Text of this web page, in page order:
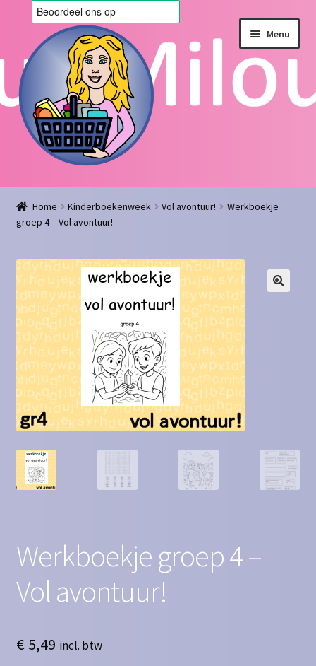
door
naar
navigatie
de
inhoud
Menu
Home
Afrekenen
Algemene voorwaarden
Blog
Contact
Homepagina
Mijn account
Privacy Policy
Winkelmand
Home Kinderboekenweek Vol avontuur!
Werkboekje
groep 4 – Vol avontuur!
Werkboekje groep 4 –
Vol avontuur!
€5,49 incl. btw